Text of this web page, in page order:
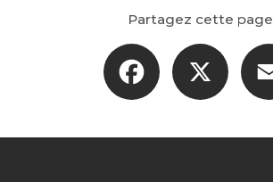
Partagez cette page
Facebook